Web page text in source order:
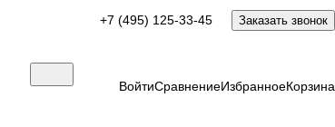
+7 (495) 125-33-45 Заказать звонок
ВойтиСравнениеИзбранноеКорзина